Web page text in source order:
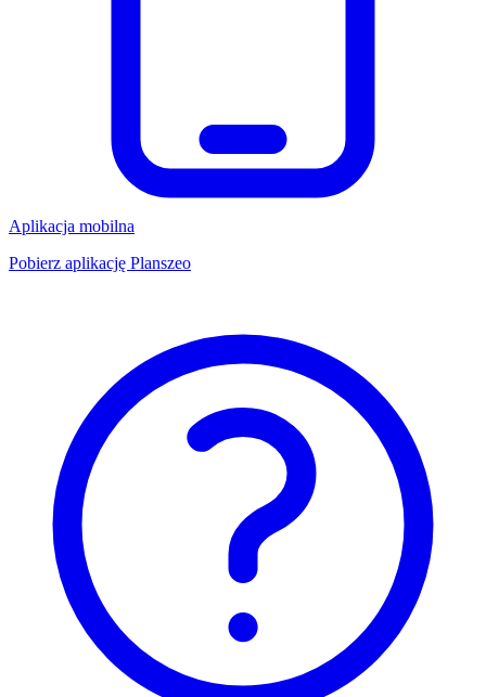
Aplikacja mobilna
Pobierz aplikację Planszeo